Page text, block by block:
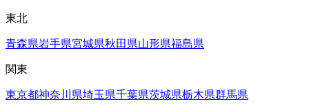
東北
青森県岩手県宮城県秋田県山形県福島県
関東
東京都神奈川県埼玉県千葉県茨城県栃木県群馬県